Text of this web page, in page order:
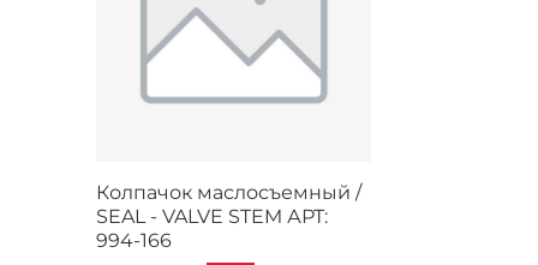
Колпачок маслосъемный /
SEAL - VALVE STEM АРТ:
994-166